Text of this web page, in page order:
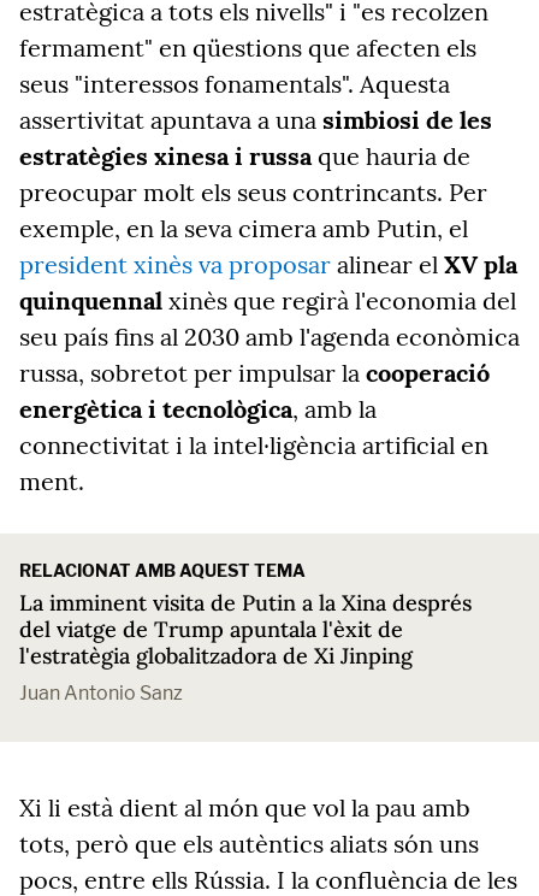
estratègica a tots els nivells" i "es recolzen
fermament" en qüestions que afecten els
seus "interessos fonamentals". Aquesta
assertivitat apuntava a una simbiosi de les
estratègies xinesa i russaque hauria de
preocupar molt els seus contrincants. Per
exemple, en la seva cimera amb Putin, el
president xinès va proposar alinear el XV pla
quinquennal xinès que regirà l'economia del
seu país fins al 2030 amb l'agenda econòmica
russa, sobretot per impulsar la cooperació
energètica i tecnològica, amb la
connectivitat i la intel·ligència artificial en
ment.
RELACIONAT AMB AQUEST TEMA
La imminent visita de Putin a la Xina després
del viatge de Trump apuntala l'èxit de
l'estratègia globalitzadora de Xi Jinping
Juan Antonio Sanz
Xi li està dient al món que vol la pau amb
tots, però que els autèntics aliats són uns
pocs, entre ells Rússia. I la confluència de les